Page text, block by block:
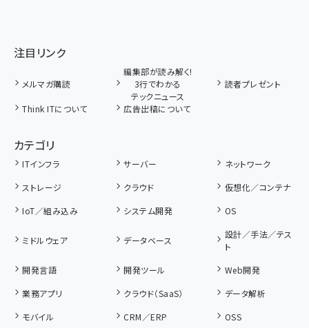
注目リンク
メルマガ購読
編集部が読み解く!
3行でわかる
テックニュース
読者プレゼント
Think ITについて 広告出稿について
カテゴリ
ITインフラ サーバー
ネットワーク
ストレージ
クラウド
仮想化／コンテナ
IoT／組み込み
システム開発 OS
ミドルウェア データベース
設計／手法／テス
ト
開発言語
開発ツール
Web開発
業務アプリ
クラウド（SaaS）
データ解析
モバイル
CRM／ERP
OSS